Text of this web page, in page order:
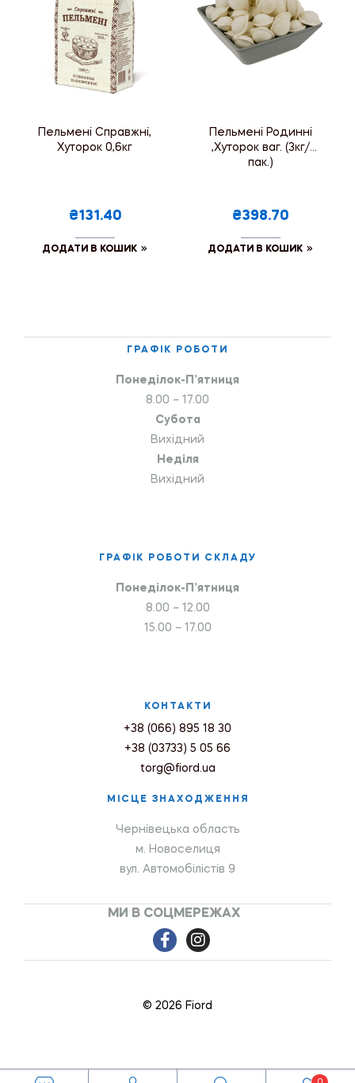
Пельмені Справжні,
Хуторок 0,6кг
₴131.40
ДОДАТИ В КОШИК
Пельмені Родинні
,Хуторок ваг. (3кг/
пак.)
₴398.70
ДОДАТИ В КОШИК
ГРАФІК РОБОТИ
Понеділок-П’ятниця
8.00 – 17.00
Субота
Вихідний
Неділя
Вихідний
ГРАФІК РОБОТИ СКЛАДУ
Понеділок-П’ятниця
8.00 – 12.00
15.00 – 17.00
КОНТАКТИ
+38 (066) 895 18 30
+38 (03733) 5 05 66
torg@fiord.ua
МІСЦЕ ЗНАХОДЖЕННЯ
Чернівецька область
м. Новоселиця
вул. Автомобілістів 9
МИ В СОЦМЕРЕЖАХ
© 2026 Fiord